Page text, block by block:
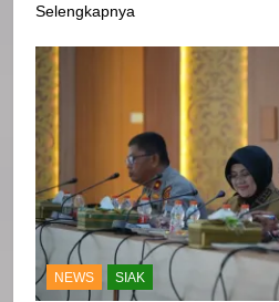
Selengkapnya
NEWS SIAK